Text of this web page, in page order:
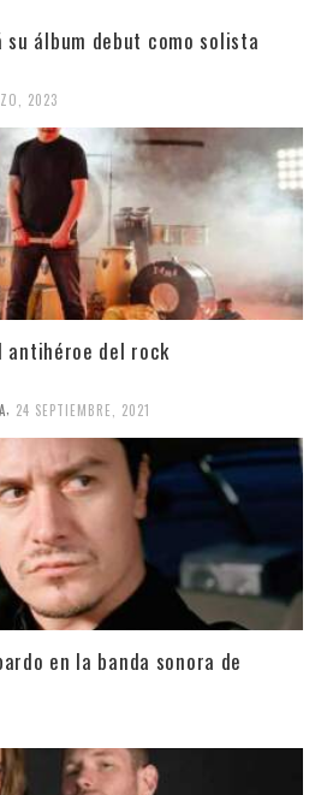
su álbum debut como solista
2023
antihéroe del rock
, 24 SEPTIEMBRE, 2021
en la banda sonora de